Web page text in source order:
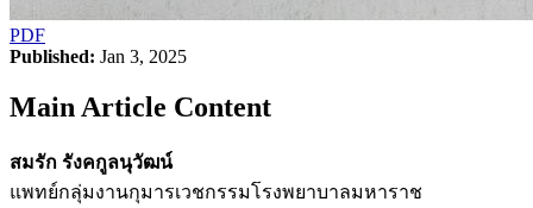
PDF
Published: Jan 3, 2025
Main Article Content
สมรัก รังคกูลนุวัฒน์
แพทย์กลุ่มงานกุมารเวชกรรมโรงพยาบาลมหาราช